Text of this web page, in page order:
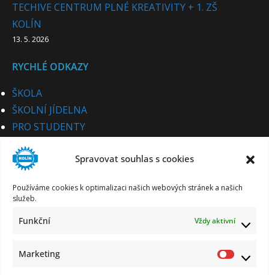
Spravovat souhlas s cookies
Používáme cookies k optimalizaci našich webových stránek a našich
služeb.
Funkční Vždy aktivní
Marketing
TECHIVE CENTRUM PLNÉ KREATIVITY + 1. ZŠ
KOLÍN
13. 5. 2026
RYCHLÉ ODKAZY
ŠKOLA
ŠKOLNÍ JÍDELNA
PRO STUDENTY
PRO UCHAZEČE
STUDIJNÍ OBORY
PRO PARTNERY
KONTAKT